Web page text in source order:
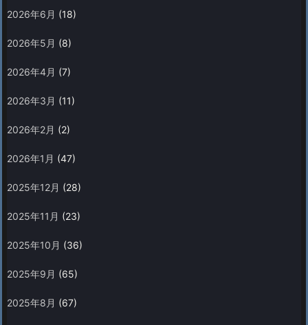
2026年6月 (18)
2026年5月 (8)
2026年4月 (7)
2026年3月 (11)
2026年2月 (2)
2026年1月 (47)
2025年12月 (28)
2025年11月 (23)
2025年10月 (36)
2025年9月 (65)
2025年8月 (67)